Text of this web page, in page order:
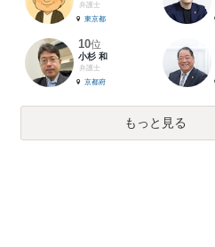
弁護士
東京都
10位
小杉 和
弁護士
京都府
もっと見る